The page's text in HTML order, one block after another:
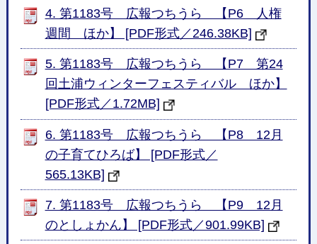
4. 第1183号 広報つちうら 【P6 人権
週間 ほか】 [PDF形式／246.38KB]
5. 第1183号 広報つちうら 【P7 第24
回土浦ウィンターフェスティバル ほか】
[PDF形式／1.72MB]
6. 第1183号 広報つちうら 【P8 12月
の子育てひろば】 [PDF形式／
565.13KB]
7. 第1183号 広報つちうら 【P9 12月
のとしょかん】 [PDF形式／901.99KB]